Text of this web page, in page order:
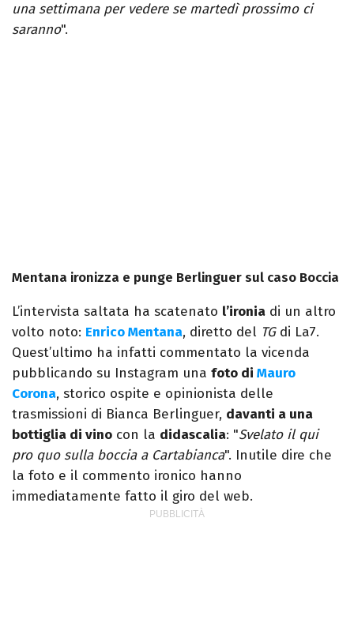
una settimana per vedere se martedì prossimo ci
saranno".
Mentana ironizza e punge Berlinguer sul caso Boccia
L’intervista saltata ha scatenato l’ironia di un altro
volto noto: Enrico Mentana, diretto del TGdi La7.
Quest’ultimo ha infatti commentato la vicenda
pubblicando su Instagram una foto di Mauro
Corona, storico ospite e opinionista delle
trasmissioni di Bianca Berlinguer, davanti a una
bottiglia di vino con la didascalia: "Svelato il qui
pro quo sulla boccia a Cartabianca". Inutile dire che
la foto e il commento ironico hanno
immediatamente fatto il giro del web.